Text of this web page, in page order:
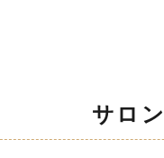
サロ